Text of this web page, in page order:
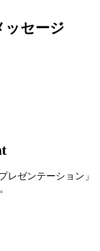
ッセージ
レゼンテーション」